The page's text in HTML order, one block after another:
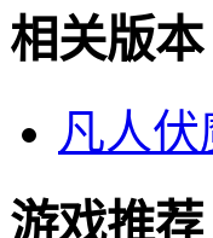
相关版本
凡人伏
游戏推荐